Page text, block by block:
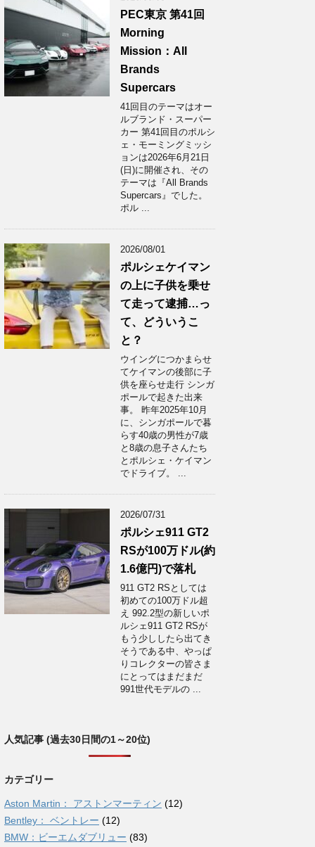
PEC東京 第41回
Morning
Mission：All
Brands
Supercars
41回目のテーマはオー
ルブランド・スーパー
カー 第41回目のポルシ
ェ・モーミングミッシ
ョンは2026年6月21日
(日)に開催され、その
テーマは『All Brands
Supercars』でした。
ポル ...
2026/08/01
ポルシェケイマン
の上に子供を乗せ
て走って逮捕…っ
て、どういうこ
と？
ウイングにつかまらせ
てケイマンの後部に子
供を座らせ走行 シンガ
ポールで起きた出来
事。 昨年2025年10月
に、シンガポールで暮
らす40歳の男性が7歳
と8歳の息子さんたち
とポルシェ・ケイマン
でドライブ。 ...
2026/07/31
ポルシェ911 GT2
RSが100万ドル(約
1.6億円)で落札
911 GT2 RSとしては
初めての100万ドル超
え 992.2型の新しいポ
ルシェ911 GT2 RSが
もう少ししたら出てき
そうである中、やっぱ
りコレクターの皆さま
にとってはまだまだ
991世代モデルの ...
人気記事 (過去30日間の1～20位)
カテゴリー
Aston Martin： アストンマーティン (12)
Bentley： ベントレー (12)
BMW：ビーエムダブリュー (83)